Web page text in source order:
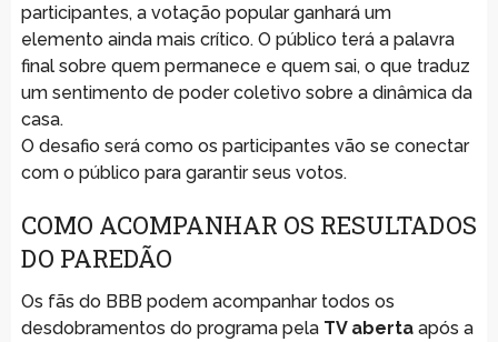
participantes, a votação popular ganhará um
elemento ainda mais crítico. O público terá a palavra
final sobre quem permanece e quem sai, o que traduz
um sentimento de poder coletivo sobre a dinâmica da
casa.
O desafio será como os participantes vão se conectar
com o público para garantir seus votos.
COMO ACOMPANHAR OS RESULTADOS
DO PAREDÃO
Os fãs do BBB podem acompanhar todos os
desdobramentos do programa pela TV abertaapós a